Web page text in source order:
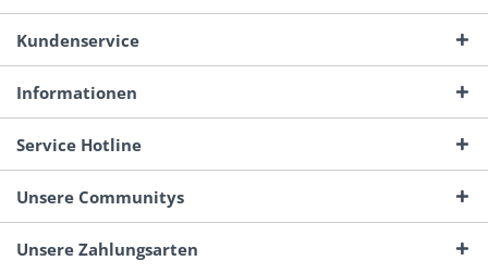
Kundenservice
Informationen
Service Hotline
Unsere Communitys
Unsere Zahlungsarten